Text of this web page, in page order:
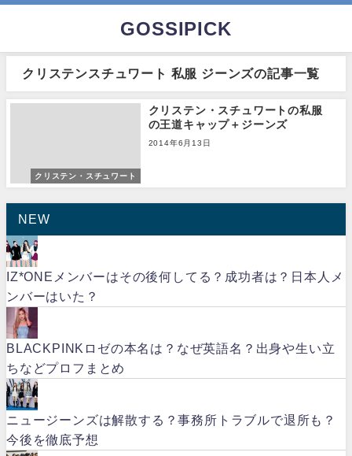
GOSSIPICK
クリステンスチュワート 私服 ジーンズの記事一覧
クリステン・スチュワート
クリステン・スチュワートの私服
の王道キャップ＋ジーンズ
2014年6月13日
NEW
IZ*ONEメンバーはその後何してる？成功者は？日本人メ
ンバーはいた？
BLACKPINKロゼの本名は？なぜ英語名？出身や生い立
ちなどプロフまとめ
ニュージーンズは解散する？事務所トラブルで退所も？
今後を徹底予想